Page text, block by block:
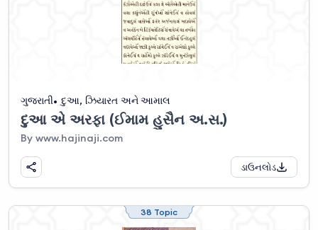
ગુજરાતી દુઆ, ઝિયારત અને આમાલ
દુઆ એ અરફા (ઈમામ હુસૈન અ.સ.)
By www.hajinaji.com
ડાઉનલોડ
38 Topic